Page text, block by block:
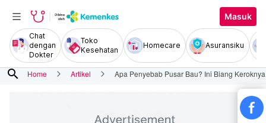
Masuk
Chat
dengan
Dokter
Toko
Kesehatan
Homecare Asuransiku
search Home Artikel Apa Penyebab Pusar Bau? Ini Biang